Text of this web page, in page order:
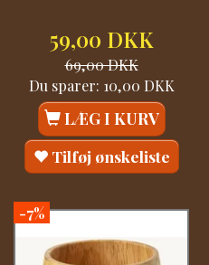
59,00 DKK
69,00 DKK
Du sparer: 10,00 DKK
LÆG I KURV
Tilføj ønskeliste
-7%